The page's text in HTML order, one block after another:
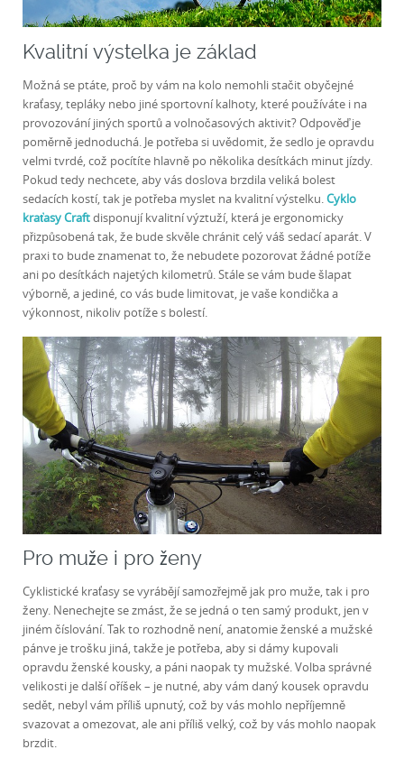
Kvalitní výstelka je základ
Možná se ptáte, proč by vám na kolo nemohli stačit obyčejné
kraťasy, tepláky nebo jiné sportovní kalhoty, které používáte i na
provozování jiných sportů a volnočasových aktivit? Odpověď je
poměrně jednoduchá. Je potřeba si uvědomit, že sedlo je opravdu
velmi tvrdé, což pocítíte hlavně po několika desítkách minut jízdy.
Pokud tedy nechcete, aby vás doslova brzdila veliká bolest
sedacích kostí, tak je potřeba myslet na kvalitní výstelku.Cyklo
kraťasy Craftdisponují kvalitní výztuží, která je ergonomicky
přizpůsobená tak, že bude skvěle chránit celý váš sedací aparát. V
praxi to bude znamenat to, že nebudete pozorovat žádné potíže
ani po desítkách najetých kilometrů. Stále se vám bude šlapat
výborně, a jediné, co vás bude limitovat, je vaše kondička a
výkonnost, nikoliv potíže s bolestí.
Pro muže i pro ženy
Cyklistické kraťasy se vyrábějí samozřejmě jak pro muže, tak i pro
ženy. Nenechejte se zmást, že se jedná o ten samý produkt, jen v
jiném číslování. Tak to rozhodně není, anatomie ženské a mužské
pánve je trošku jiná, takže je potřeba, aby si dámy kupovali
opravdu ženské kousky, a páni naopak ty mužské. Volba správné
velikosti je další oříšek – je nutné, aby vám daný kousek opravdu
sedět, nebyl vám příliš upnutý, což by vás mohlo nepříjemně
svazovat a omezovat, ale ani příliš velký, což by vás mohlo naopak
brzdit.